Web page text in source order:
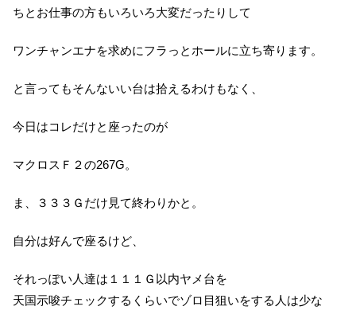
ちとお仕事の方もいろいろ大変だったりして
ワンチャンエナを求めにフラっとホールに立ち寄ります。
と言ってもそんないい台は拾えるわけもなく、
今日はコレだけと座ったのが
マクロスＦ２の267G。
ま、３３３Ｇだけ見て終わりかと。
自分は好んで座るけど、
それっぽい人達は１１１Ｇ以内ヤメ台を
天国示唆チェックするくらいでゾロ目狙いをする人は少な